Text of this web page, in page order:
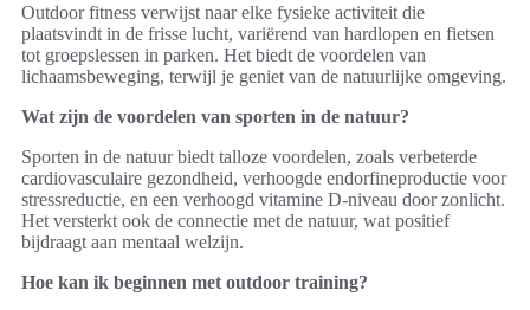
Outdoor fitness verwijst naar elke fysieke activiteit die
plaatsvindt in de frisse lucht, variërend van hardlopen en fietsen
tot groepslessen in parken. Het biedt de voordelen van
lichaamsbeweging, terwijl je geniet van de natuurlijke omgeving.
Wat zijn de voordelen van sporten in de natuur?
Sporten in de natuur biedt talloze voordelen, zoals verbeterde
cardiovasculaire gezondheid, verhoogde endorfineproductie voor
stressreductie, en een verhoogd vitamine D-niveau door zonlicht.
Het versterkt ook de connectie met de natuur, wat positief
bijdraagt aan mentaal welzijn.
Hoe kan ik beginnen met outdoor training?